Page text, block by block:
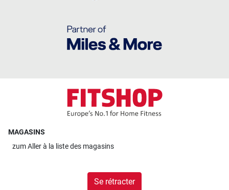
MAGASINS
zumAller à la liste des magasins
Se rétracter